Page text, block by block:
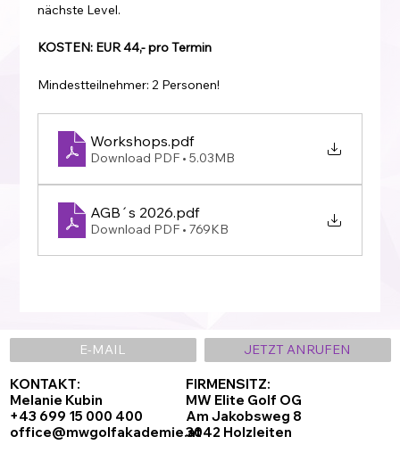
nächste Level.
KOSTEN: EUR 44,- pro Termin
Mindestteilnehmer: 2 Personen!
Workshops.pdf
Download PDF • 5.03MB
AGB´s 2026.pdf
Download PDF • 769KB
FIRMENSITZ:
MW Elite Golf OG
Am Jakobsweg 8
3042 Holzleiten
KONTAKT:
Melanie Kubin
+43 699 15 000 400
office@mwgolfakademie.at
JETZT ANRUFEN
E-MAIL